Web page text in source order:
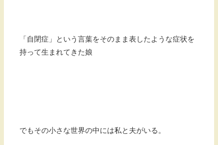
「自閉症」という言葉をそのまま表したような症状を
持って生まれてきた娘
でもその小さな世界の中には私と夫がいる。